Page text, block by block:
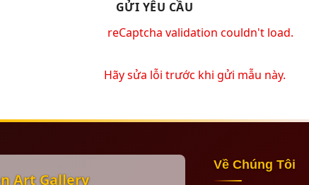
reCaptcha validation couldn't load.
Hãy sửa lỗi trước khi gửi mẫu này.
Art Gallery
Về Chúng Tôi